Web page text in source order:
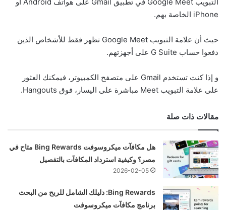
iPhone الخاصة بهم.
حيث أن علامة التبويب Google Meet تظهر فقط للأشخاص الذين
دفعوا حساب G Suite على أجهزتهم.
و إذا كنت تستخدم Gmail على متصفح الكمبيوتر، فيمكنك العثور
على علامة التبويب Meet مباشرة على اليسار، فوق Hangouts.
مقالات ذات صلة
هل مكافآت ميكروسوفت Bing Rewards متاح في
مصر؟ وكيفية استرداد المكافآت بالتفصيل
2026-02-05
Bing Rewards: دليلك الشامل للربح من البحث
برنامج مكافآت ميكروسوفت